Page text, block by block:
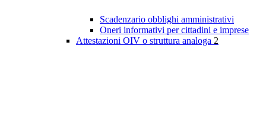
Scadenzario obblighi amministrativi
Oneri informativi per cittadini e imprese
Attestazioni OIV o struttura analoga 2